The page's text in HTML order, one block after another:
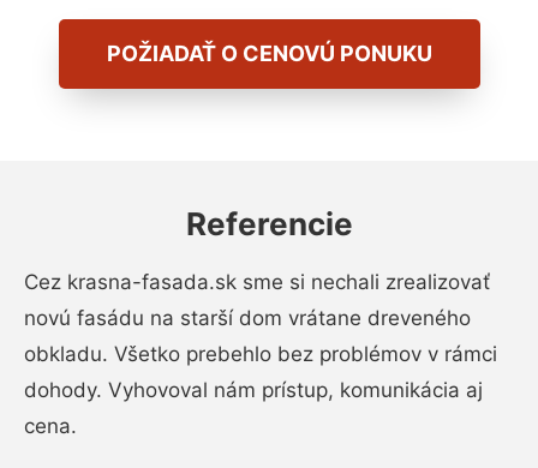
POŽIADAŤ O CENOVÚ PONUKU
Referencie
Cez krasna-fasada.sk sme si nechali zrealizovať
novú fasádu na starší dom vrátane dreveného
obkladu. Všetko prebehlo bez problémov v rámci
dohody. Vyhovoval nám prístup, komunikácia aj
cena.